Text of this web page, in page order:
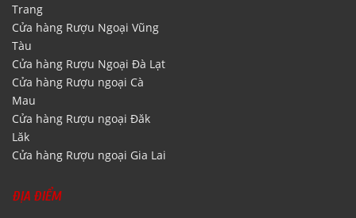
Trang
Cửa hàng Rượu Ngoại Vũng
Tàu
Cửa hàng Rượu Ngoại Đà Lạt
Cửa hàng Rượu ngoại Cà
Mau
Cửa hàng Rượu ngoại Đăk
Lăk
Cửa hàng Rượu ngoại Gia Lai
ĐỊA ĐIỂM